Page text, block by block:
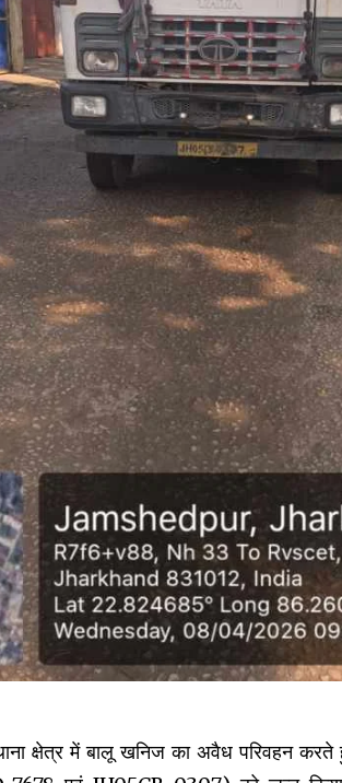
क्षेत्र में बालू खनिज का अवैध परिवहन